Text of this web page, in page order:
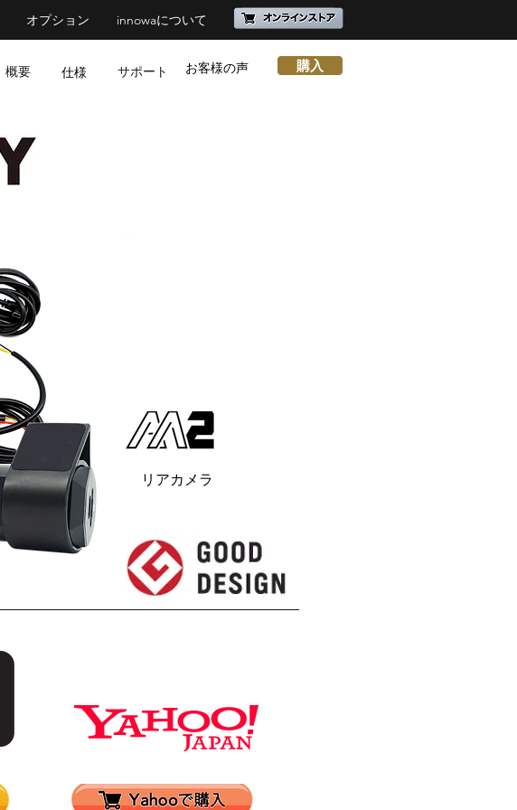
オプション innowaについて
概要 仕様 サポート お客様の声 購入
リアカメラ